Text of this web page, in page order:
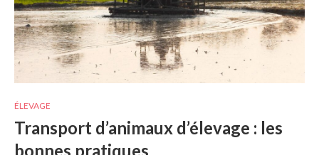
ÉLEVAGE
Transport d’animaux d’élevage : les
bonnes pratiques